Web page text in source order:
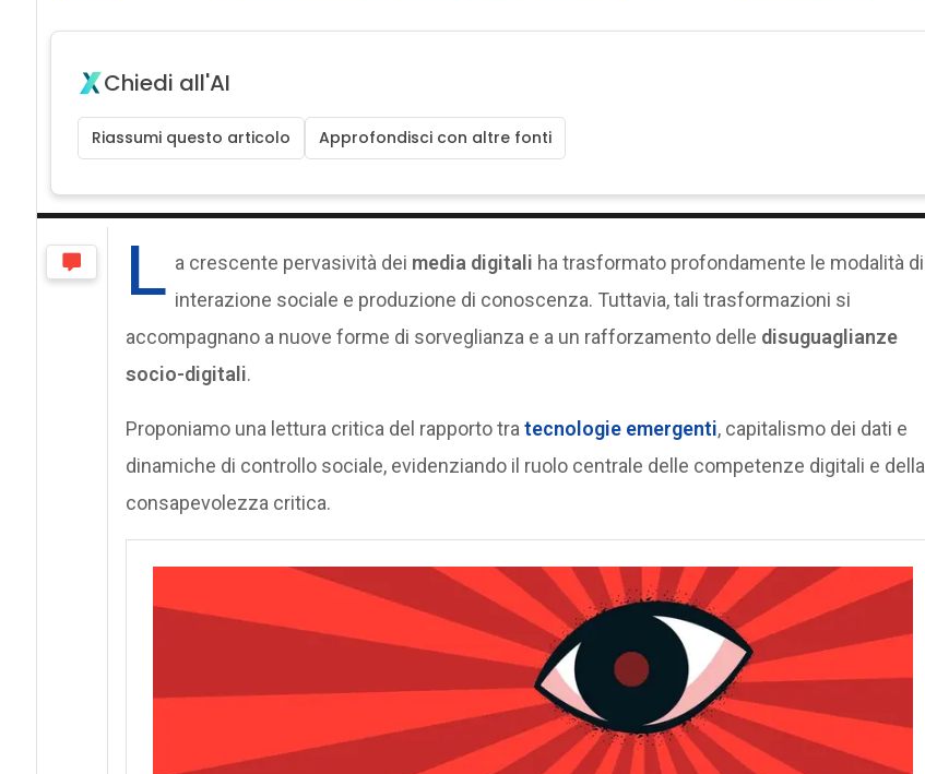
Chiedi all'AI
Riassumi questo articolo Approfondisci con altre fonti
L a crescente pervasività dei media digitali ha trasformato profondamente le modalità di
interazione sociale e produzione di conoscenza. Tuttavia, tali trasformazioni si
accompagnano a nuove forme di sorveglianza e a un rafforzamento delle disuguaglianze
socio-digitali.
Proponiamo una lettura critica del rapporto tra tecnologie emergenti, capitalismo dei dati e
dinamiche di controllo sociale, evidenziando il ruolo centrale delle competenze digitali e della
consapevolezza critica.